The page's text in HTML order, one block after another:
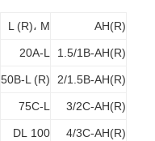
AH(R) L (R)، M
1.5/1B-AH(R)
20A-L
2/1.5B-AH(R)
50B-L (R)
3/2C-AH(R)
75C-L
4/3C-AH(R)
100 DL